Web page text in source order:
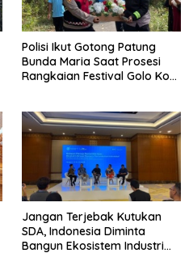
Polisi Ikut Gotong Patung
Bunda Maria Saat Prosesi
Rangkaian Festival Golo Koe
Jangan Terjebak Kutukan
SDA, Indonesia Diminta
Bangun Ekosistem Industri